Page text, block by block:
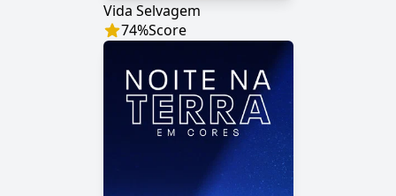
Vida Selvagem
74%Score